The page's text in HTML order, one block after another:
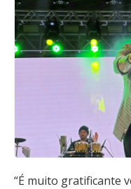
“É muito gratificante